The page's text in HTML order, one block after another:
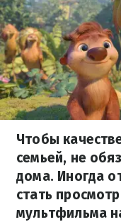
Чтобы
семьей, не
дома. Иногда
стать
мультфильма